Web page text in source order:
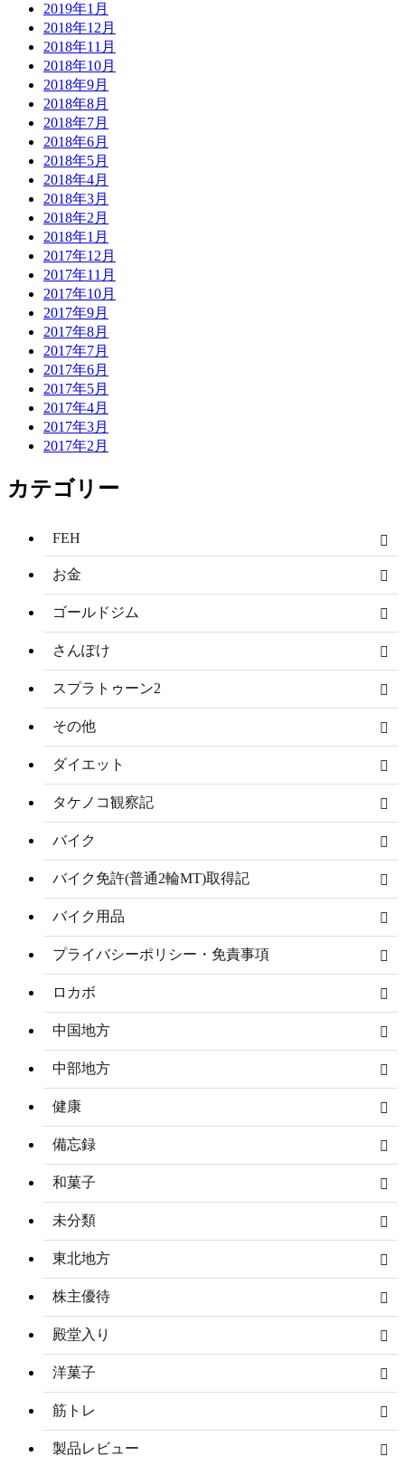
2019年1月
2018年12月
2018年11月
2018年10月
2018年9月
2018年8月
2018年7月
2018年6月
2018年5月
2018年4月
2018年3月
2018年2月
2018年1月
2017年12月
2017年11月
2017年10月
2017年9月
2017年8月
2017年7月
2017年6月
2017年5月
2017年4月
2017年3月
2017年2月
カテゴリー
FEH
お金
ゴールドジム
さんぽけ
スプラトゥーン2
その他
ダイエット
タケノコ観察記
バイク
バイク免許(普通2輪MT)取得記
バイク用品
プライバシーポリシー・免責事項
ロカボ
中国地方
中部地方
健康
備忘録
和菓子
未分類
東北地方
株主優待
殿堂入り
洋菓子
筋トレ
製品レビュー